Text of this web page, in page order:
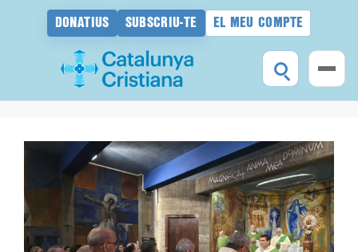
DONATIUS SUBSCRIU-TE EL MEU COMPTE